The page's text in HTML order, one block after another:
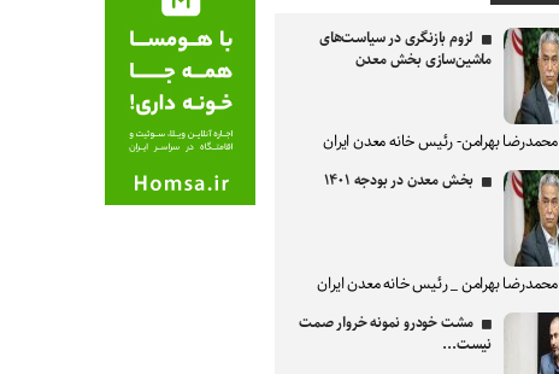
لزوم بازنگری در سیاست‌های
ماشین‌سازی بخش معدن
محمدرضا بهرامن- رئیس خانه معدن ایران
بخش معدن در بودجه ۱۴۰۱
محمدرضا بهرامن _ رئیس خانه معدن ایران
مشت خودرو نمونه خروار صمت
نیست...